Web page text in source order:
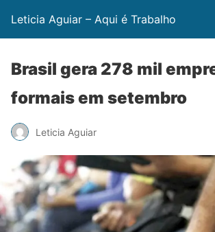
Leticia Aguiar – Aqui é Trabalho
Brasil gera 278 mil
formais em setembro
Leticia Aguiar